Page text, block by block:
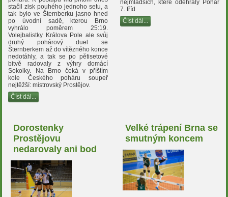
stačil zisk pouhého jednoho setu, a
tak bylo ve Šternberku jasno hned
po úvodní sadě, kterou Brno
vyhrálo poměrem 25:19.
Volejbalistky Králova Pole ale svůj
druhý pohárový duel se
Šternberkem až do vítězného konce
nedotáhly, a tak se po pětisetové
bitvě radovaly z výhry domácí
Sokolky. Na Brno čeká v příštím
kole Českého poháru soupeř
nejtěžší: mistrovský Prostějov.
Číst dál...
nejmladších, které odehrály Pohár
7. tříd
Číst dál...
Dorostenky
Prostějovu
nedarovaly ani bod
Velké trápení Brna se
smutným koncem